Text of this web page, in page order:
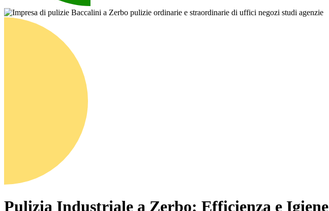
Pulizia Industriale a Zerbo: Efficienza e Igiene